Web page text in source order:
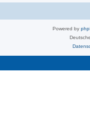
Powered by